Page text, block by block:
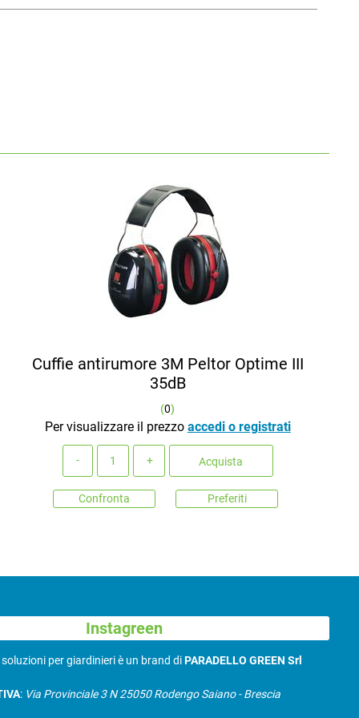
Cuffie antirumore 3M Peltor Optime III
35dB
(0)
Per visualizzare il prezzo accedi o registrati
Acquista
Confronta Preferiti
Instagreen
soluzioni per giardinieri è un brand diPARADELLO GREEN Srl
: Via Provinciale 3 N 25050 Rodengo Saiano - Brescia